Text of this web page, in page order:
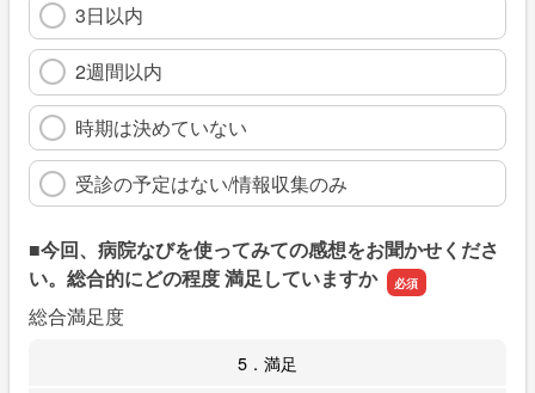
3日以内
2週間以内
時期は決めていない
受診の予定はない/情報収集のみ
■今回、病院なびを使ってみての感想をお聞かせくださ
い。総合的にどの程度 満足していますか
総合満足度
5．満足